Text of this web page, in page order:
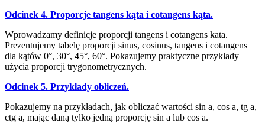
Odcinek 4. Proporcje tangens kąta i cotangens kąta.
Wprowadzamy definicje proporcji tangens i cotangens kata.
Prezentujemy tabelę proporcji sinus, cosinus, tangens i cotangens
dla kątów 0°, 30°, 45°, 60°. Pokazujemy praktyczne przykłady
użycia proporcji trygonometrycznych.
Odcinek 5. Przykłady obliczeń.
Pokazujemy na przykładach, jak obliczać wartości sin a, cos a, tg a,
ctg a, mając daną tylko jedną proporcję sin a lub cos a.